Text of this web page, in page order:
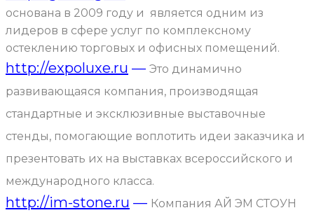
основана в 2009 году и является одним из
лидеров в сфере услуг по комплексному
остеклению торговых и офисных помещений.
http://expoluxe.ru — Это динамично
развивающаяся компания, производящая
стандартные и эксклюзивные выставочные
стенды, помогающие воплотить идеи заказчика и
презентовать их на выставках всероссийского и
международного класса.
http://im-stone.ru — Компания АЙ ЭМ СТОУН